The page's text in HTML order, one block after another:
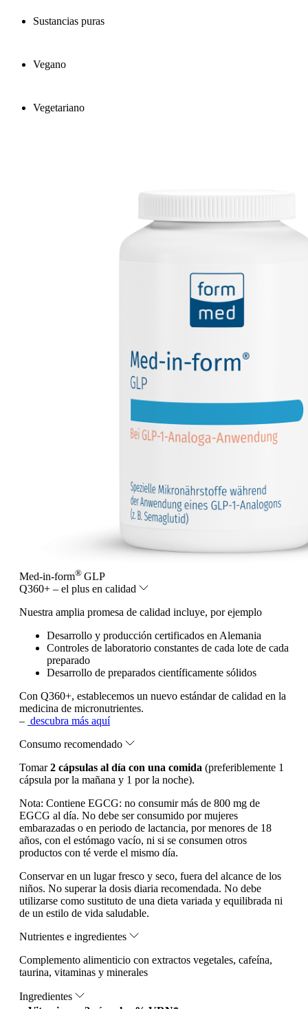
Sustancias puras
Vegano
Vegetariano
Med-in-form® GLP
Q360+ – el plus en calidad
Nuestra amplia promesa de calidad incluye, por ejemplo
Desarrollo y producción certificados en Alemania
Controles de laboratorio constantes de cada lote de cada
preparado
Desarrollo de preparados científicamente sólidos
Con Q360+, establecemos un nuevo estándar de calidad en la
medicina de micronutrientes.
– descubra más aquí
Consumo recomendado
Tomar2 cápsulas al día con una comida (preferiblemente 1
cápsula por la mañana y 1 por la noche).
Nota: Contiene EGCG: no consumir más de 800 mg de
EGCG al día. No debe ser consumido por mujeres
embarazadas o en periodo de lactancia, por menores de 18
años, con el estómago vacío, ni si se consumen otros
productos con té verde el mismo día.
Conservar en un lugar fresco y seco, fuera del alcance de los
niños. No superar la dosis diaria recomendada. No debe
utilizarse como sustituto de una dieta variada y equilibrada ni
de un estilo de vida saludable.
Nutrientes e ingredientes
Complemento alimenticio con extractos vegetales, cafeína,
taurina, vitaminas y minerales
Ingredientes